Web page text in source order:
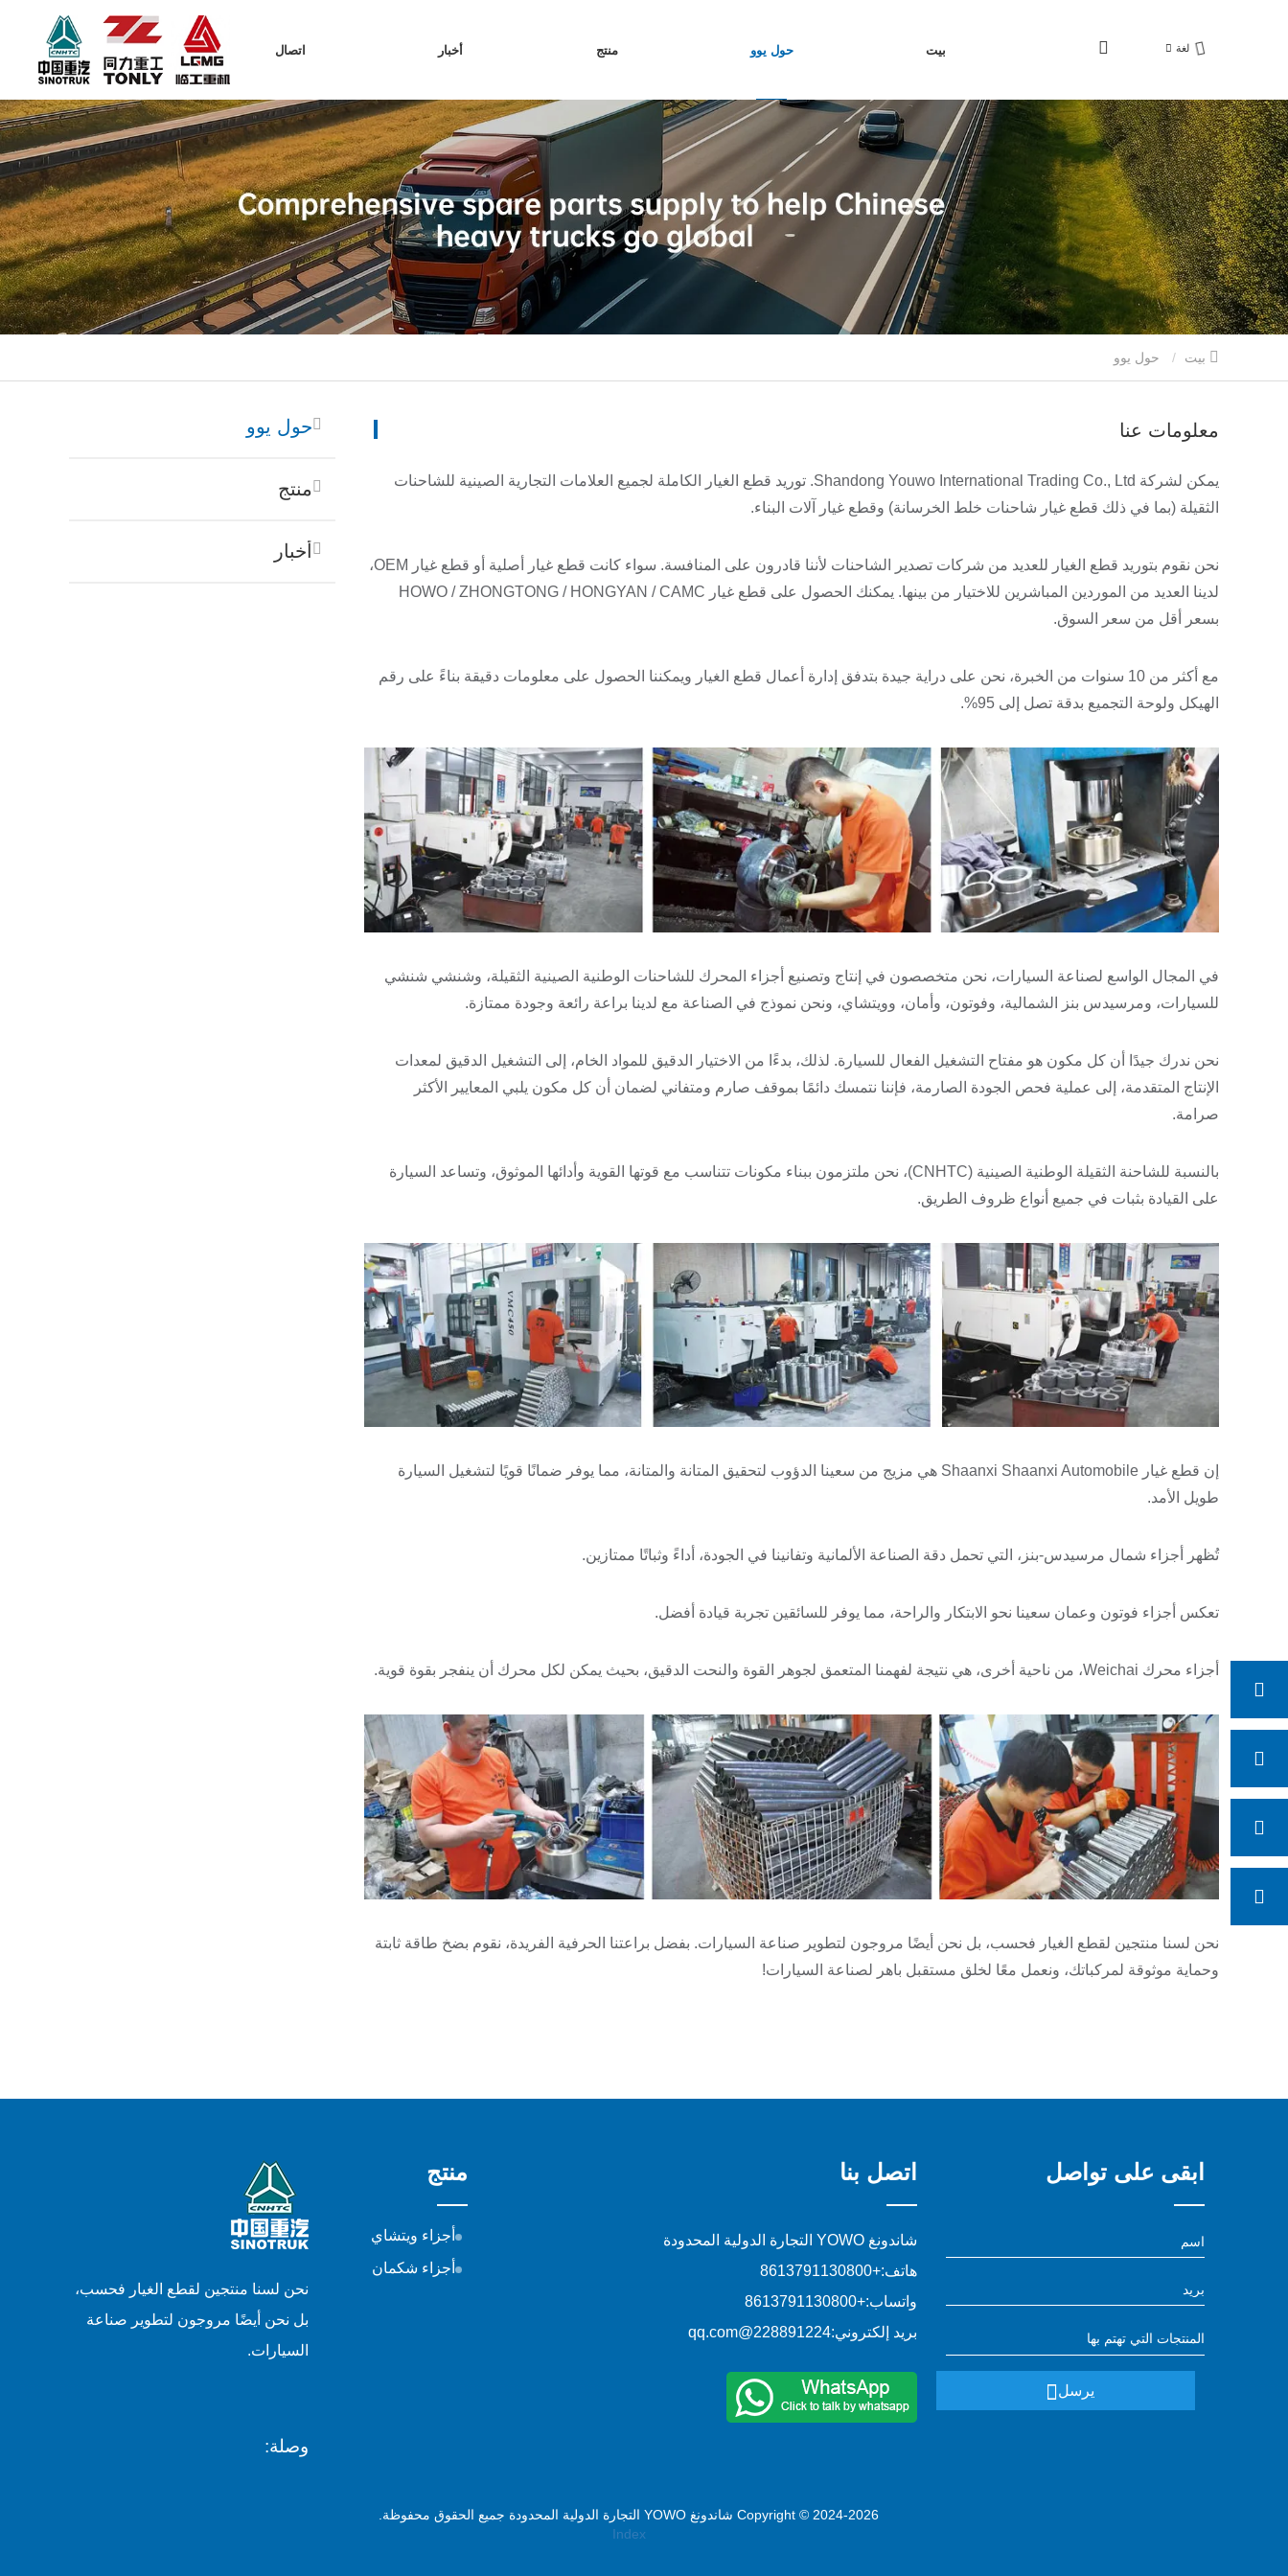
بيت حول يوو منتج أخبار اتصال لغة
حول يوو
منتج
أخبار
معلومات عنا
يمكن لشركة Shandong Youwo International Trading Co., Ltd. توريد قطع الغيار الكاملة لجميع العلامات التجارية الصينية للشاحنات
الثقيلة (بما في ذلك قطع غيار شاحنات خلط الخرسانة) وقطع غيار آلات البناء.
نحن نقوم بتوريد قطع الغيار للعديد من شركات تصدير الشاحنات لأننا قادرون على المنافسة. سواء كانت قطع غيار أصلية أو قطع غيار OEM،
لدينا العديد من الموردين المباشرين للاختيار من بينها. يمكنك الحصول على قطع غيار HOWO / ZHONGTONG / HONGYAN / CAMC
بسعر أقل من سعر السوق.
مع أكثر من 10 سنوات من الخبرة، نحن على دراية جيدة بتدفق إدارة أعمال قطع الغيار ويمكننا الحصول على معلومات دقيقة بناءً على رقم
الهيكل ولوحة التجميع بدقة تصل إلى 95%.
في المجال الواسع لصناعة السيارات، نحن متخصصون في إنتاج وتصنيع أجزاء المحرك للشاحنات الوطنية الصينية الثقيلة، وشنشي شنشي
للسيارات، ومرسيدس بنز الشمالية، وفوتون، وأمان، وويتشاي، ونحن نموذج في الصناعة مع لدينا براعة رائعة وجودة ممتازة.
نحن ندرك جيدًا أن كل مكون هو مفتاح التشغيل الفعال للسيارة. لذلك، بدءًا من الاختيار الدقيق للمواد الخام، إلى التشغيل الدقيق لمعدات
الإنتاج المتقدمة، إلى عملية فحص الجودة الصارمة، فإننا نتمسك دائمًا بموقف صارم ومتفاني لضمان أن كل مكون يلبي المعايير الأكثر
صرامة.
بالنسبة للشاحنة الثقيلة الوطنية الصينية (CNHTC)، نحن ملتزمون ببناء مكونات تتناسب مع قوتها القوية وأدائها الموثوق، وتساعد السيارة
على القيادة بثبات في جميع أنواع ظروف الطريق.
إن قطع غيار Shaanxi Shaanxi Automobile هي مزيج من سعينا الدؤوب لتحقيق المتانة والمتانة، مما يوفر ضمانًا قويًا لتشغيل السيارة
طويل الأمد.
تُظهر أجزاء شمال مرسيدس-بنز، التي تحمل دقة الصناعة الألمانية وتفانينا في الجودة، أداءً وثباتًا ممتازين.
تعكس أجزاء فوتون وعمان سعينا نحو الابتكار والراحة، مما يوفر للسائقين تجربة قيادة أفضل.
أجزاء محرك Weichai، من ناحية أخرى، هي نتيجة لفهمنا المتعمق لجوهر القوة والنحت الدقيق، بحيث يمكن لكل محرك أن ينفجر بقوة قوية.
نحن لسنا منتجين لقطع الغيار فحسب، بل نحن أيضًا مروجون لتطوير صناعة السيارات. بفضل براعتنا الحرفية الفريدة، نقوم بضخ طاقة ثابتة
وحماية موثوقة لمركباتك، ونعمل معًا لخلق مستقبل باهر لصناعة السيارات!
نحن لسنا منتجين لقطع الغيار فحسب،
بل نحن أيضًا مروجون لتطوير صناعة
السيارات.
وصلة:
منتج
أجزاء ويتشاي
أجزاء شكمان
اتصل بنا
شاندونغ YOWO التجارة الدولية المحدودة
هاتف:+8613791130800
واتساب:+8613791130800
بريد إلكتروني:228891224@qq.com
ابقى على تواصل
يرسل
Copyright © 2024-2026 شاندونغ YOWO التجارة الدولية المحدودة جميع الحقوق محفوظة.
Index